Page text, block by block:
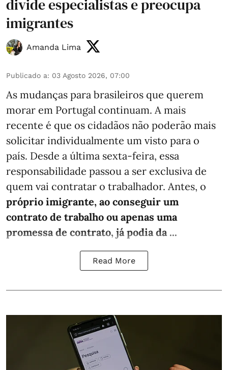
divide especialistas e preocupa
imigrantes
Amanda Lima
Publicado a: 03 Agosto 2026, 07:00
As mudanças para brasileiros que querem
morar em Portugal continuam. A mais
recente é que os cidadãos não poderão mais
solicitar individualmente um visto para o
país. Desde a última sexta-feira, essa
responsabilidade passou a ser exclusiva de
quem vai contratar o trabalhador. Antes, o
próprio imigrante, ao conseguir um
contrato de trabalho ou apenas uma
promessa de contrato, já podia da ...
Read More